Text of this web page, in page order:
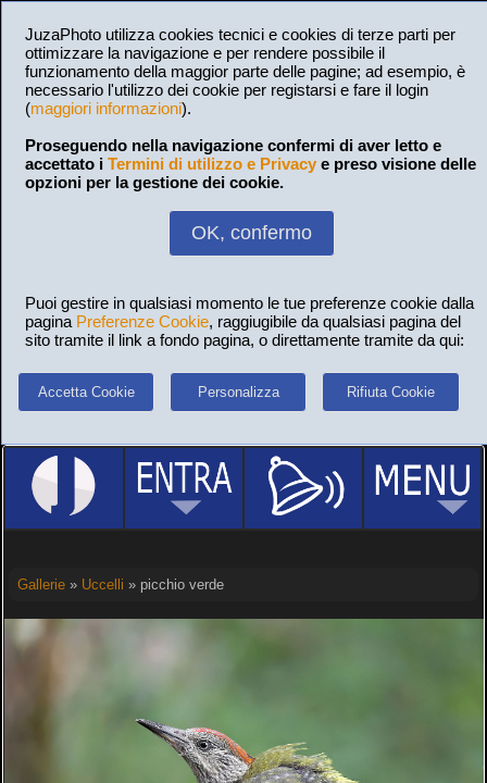
JuzaPhoto utilizza cookies tecnici e cookies di terze parti per
ottimizzare la navigazione e per rendere possibile il
funzionamento della maggior parte delle pagine; ad esempio, è
necessario l'utilizzo dei cookie per registarsi e fare il login
(maggiori informazioni).
Proseguendo nella navigazione confermi di aver letto e
accettato i Termini di utilizzo e Privacy e preso visione delle
opzioni per la gestione dei cookie.
OK, confermo
Puoi gestire in qualsiasi momento le tue preferenze cookie dalla
pagina Preferenze Cookie, raggiugibile da qualsiasi pagina del
sito tramite il link a fondo pagina, o direttamente tramite da qui:
Accetta Cookie Personalizza Rifiuta Cookie
Gallerie» Uccelli » picchio verde